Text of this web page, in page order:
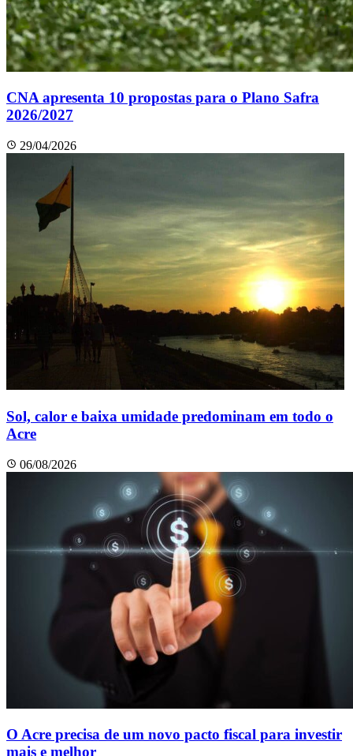
CNA apresenta 10 propostas para o Plano Safra
2026/2027
29/04/2026
Sol, calor e baixa umidade predominam em todo o
Acre
06/08/2026
O Acre precisa de um novo pacto fiscal para investir
mais e melhor